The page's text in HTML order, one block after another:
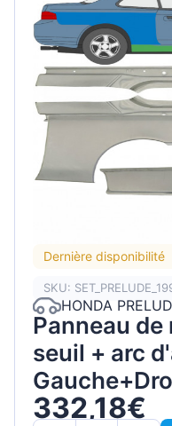
Dernière disponibilité
SKU:
HONDA
Panneau
seuil + arc
332,18€